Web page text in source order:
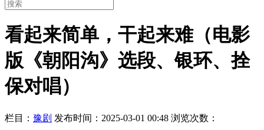
看起来简单，干起来难（电影
版《朝阳沟》选段、银环、拴
保对唱）
栏目： 豫剧 发布时间：2025-03-01 00:48 浏览次数：